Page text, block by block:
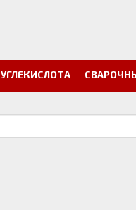
УГЛЕКИСЛОТА